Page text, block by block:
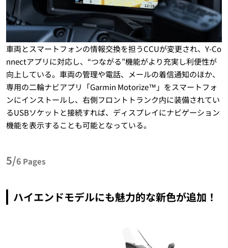
車両とスマートフォンの情報交換を担うCCUが変更され、Y-Co
nnectアプリに対応し、“つながる”機能がより充実し利便性が
向上している。車両の管理や電話、メールの着信通知のほか、
専用の二輪ナビアプリ「Garmin Motorize™」をスマートフォ
ンにインストールし、右側フロントトランク内に装備されてい
るUSBソケットと接続すれば、ディスプレイにナビゲーション
機能を表示することも可能となっている。
5/6 Pages
ハイエンドモデルにも魅力的な新色が追加！